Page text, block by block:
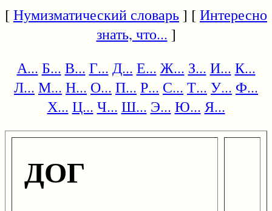
[Нумизматический словарь] [Интересно
знать, что... ]
А... Б... В... Г... Д... Е... Ж... З... И... К...
Л... М... Н... О... П... Р... С... Т... У... Ф...
Х... Ц... Ч... Ш... Э... Ю... Я...
ДОГ